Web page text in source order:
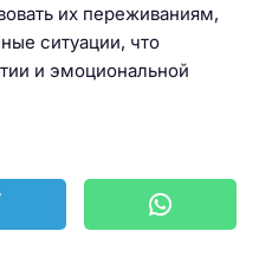
их переживаниям,
ситуации, что
и эмоциональной